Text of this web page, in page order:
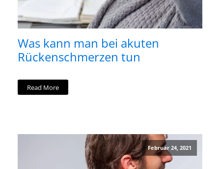
Was kann man bei akuten
Rückenschmerzen tun
Read More
Februar 24, 2021